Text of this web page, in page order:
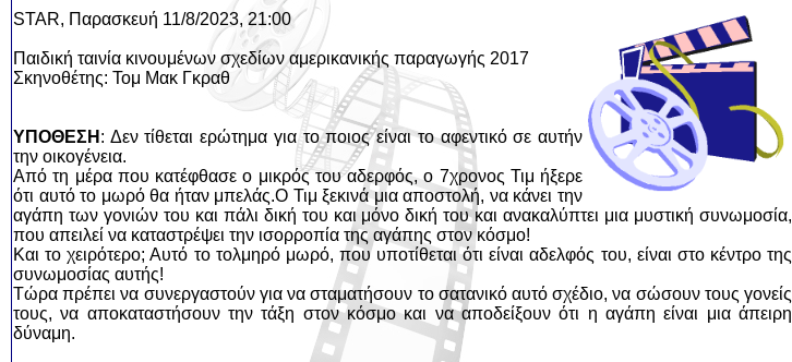
STAR, Παρασκευή 11/8/2023, 21:00
Παιδική ταινία κινουμένων σχεδίων αμερικανικής παραγωγής 2017
Σκηνοθέτης: Τομ Μακ Γκραθ
ΥΠΟΘΕΣΗ : Δεν τίθεται ερώτημα για το ποιος είναι το αφεντικό σε αυτήν
την οικογένεια.
Από τη μέρα που κατέφθασε ο μικρός του αδερφός, ο 7χρονος Τιμ ήξερε
ότι αυτό το μωρό θα ήταν μπελάς.Ο Τιμ ξεκινά μια αποστολή, να κάνει την
αγάπη των γονιών του και πάλι δική του και μόνο δική του και ανακαλύπτει μια μυστική συνωμοσία,
που απειλεί να καταστρέψει την ισορροπία της αγάπης στον κόσμο!
Και το χειρότερο; Αυτό το τολμηρό μωρό, που υποτίθεται ότι είναι αδελφός του, είναι στο κέντρο της
συνωμοσίας αυτής!
Τώρα πρέπει να συνεργαστούν για να σταματήσουν το σατανικό αυτό σχέδιο, να σώσουν τους γονείς
τους, να αποκαταστήσουν την τάξη στον κόσμο και να αποδείξουν ότι η αγάπη είναι μια άπειρη
δύναμη.